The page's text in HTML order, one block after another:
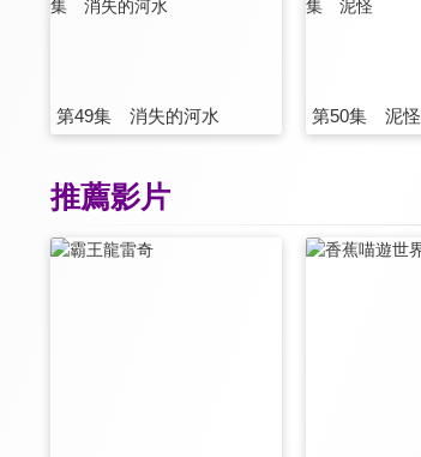
第49集 消失的河水 第50集 泥怪
推薦影片